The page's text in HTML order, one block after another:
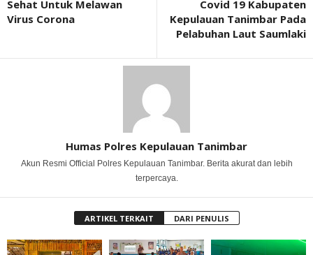
Sehat Untuk Melawan
Virus Corona
Covid 19 Kabupaten
Kepulauan Tanimbar Pada
Pelabuhan Laut Saumlaki
Humas Polres Kepulauan Tanimbar
Akun Resmi Official Polres Kepulauan Tanimbar. Berita akurat dan lebih
terpercaya.
ARTIKEL TERKAIT DARI PENULIS